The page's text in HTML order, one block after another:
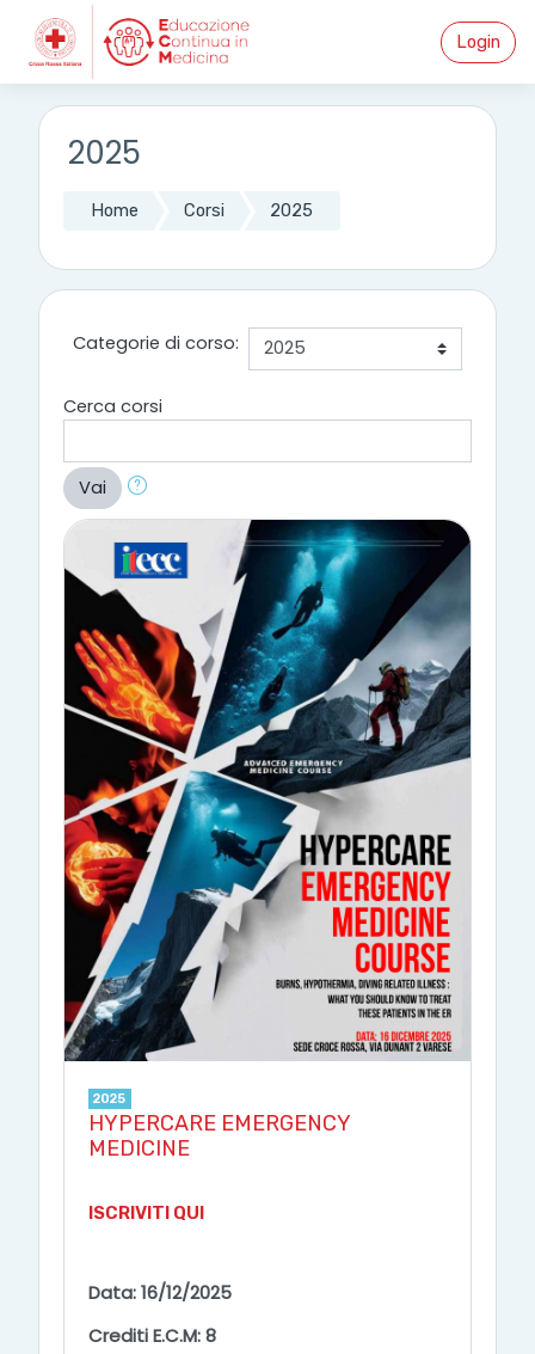
Login
Vai al contenuto principale
2025
Home Corsi 2025
Categorie di corso:
Cerca corsi
Vai
2025
HYPERCARE EMERGENCY
MEDICINE
ISCRIVITI QUI
Data: 16/12/2025
Crediti E.C.M: 8